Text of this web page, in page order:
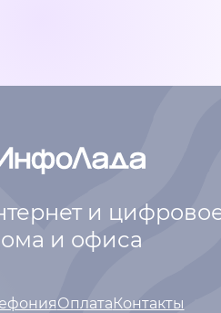
и
и офиса
ОплатаКонтакты